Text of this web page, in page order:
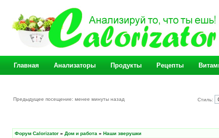
Главная Анализаторы Продукты Рецепты
Предыдущее посещение: менее минуты назад Стиль:
Форум Calorizator » Дом и работа » Наши зверушки